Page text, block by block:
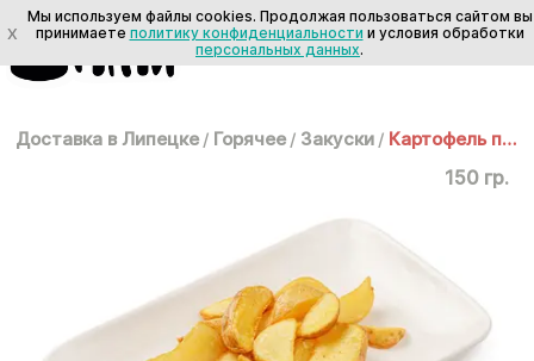
Доставка в Липецке / Горячее / Закуски / Картофель по-деревенски
150 гр.
X
Мы используем файлы cookies. Продолжая пользоваться сайтом вы
принимаете политику конфиденциальности и условия обработки
персональных данных.